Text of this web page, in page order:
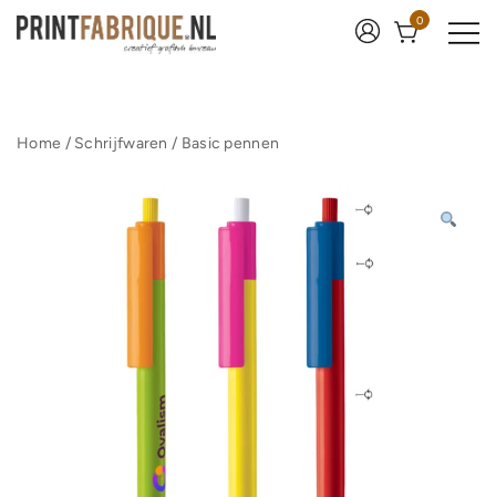
naar
0
Home / Schrijfwaren / Basic pennen